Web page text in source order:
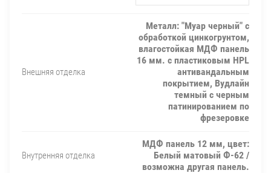
Внешняя отделка
Металл: "Муар черный" с
обработкой цинкогрунтом,
влагостойкая МДФ панель
16 мм. с пластиковым HPL
антивандальным
покрытием, Вудлайн
темный с черным
патинированием по
фрезеровке
Внутренняя отделка
МДФ панель 12 мм, цвет:
Белый матовый Ф-62 /
возможна другая панель.